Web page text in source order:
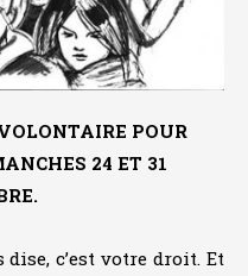
POUR
24 ET 31
c’est votre droit. Et